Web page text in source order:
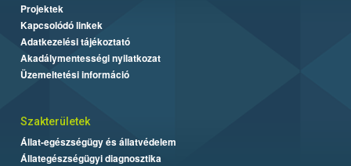
Projektek
Kapcsolódó linkek
Adatkezelési tájékoztató
Akadálymentességi nyilatkozat
Üzemeltetési információ
Szakterületek
Állat-egészségügy és állatvédelem
Állategészségügyi diagnosztika